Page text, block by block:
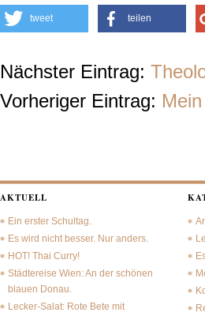
tweet teilen
Nächster Eintrag:
Vorheriger Eintrag:
AKTUELL
Ein erster Schultag.
Es wird nicht besser. Nur anders.
HOT! Thai Curry!
Städtereise Wien: An der schönen
blauen Donau.
Lecker-Salat: Rote Bete mit